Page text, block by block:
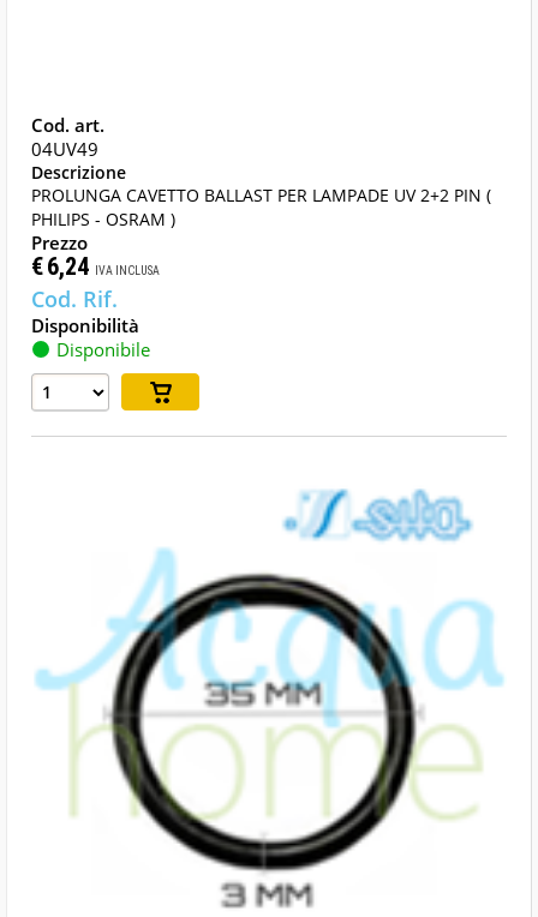
04UV49
PROLUNGA CAVETTO BALLAST PER LAMPADE UV 2+2 PIN (
PHILIPS - OSRAM )
€6,24 IVA INCLUSA
Disponibile